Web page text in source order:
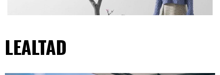
LEALTAD